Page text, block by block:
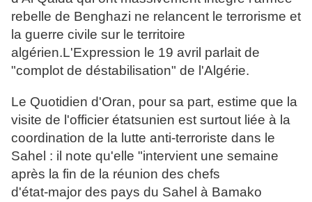
rebelle de Benghazi ne relancent le terrorisme et
la guerre civile sur le territoire
algérien.L'Expression le 19 avril parlait de
"complot de déstabilisation" de l'Algérie.
Le Quotidien d'Oran, pour sa part, estime que la
visite de l'officier étatsunien est surtout liée à la
coordination de la lutte anti-terroriste dans le
Sahel : il note qu'elle "intervient une semaine
après la fin de la réunion des chefs
d'état-major des pays du Sahel à Bamako